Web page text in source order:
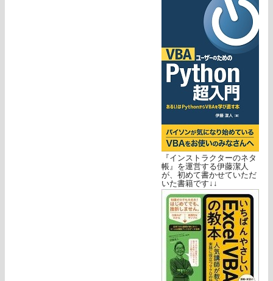
『インストラクターのネタ
帳』を運営する伊藤潔人
が、初めて書かせていただ
いた書籍です↓↓